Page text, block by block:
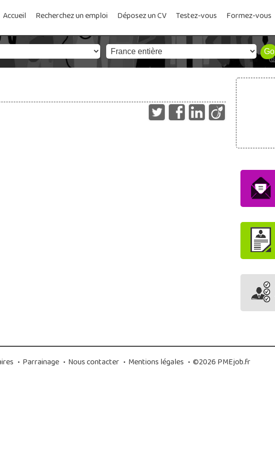
Accueil Recherchez un emploi Déposez un CV Testez-vous Formez-vous
• Parrainage • Nous contacter • Mentions légales • ©2026 PMEjob.fr